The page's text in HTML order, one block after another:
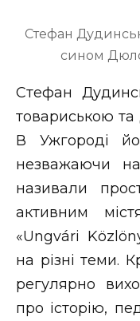
Стефан
сином
Стефан
товариською
В Ужгороді
незважаючи
називали
активним
«Ungvári
на різні теми.
регулярно
про історію,